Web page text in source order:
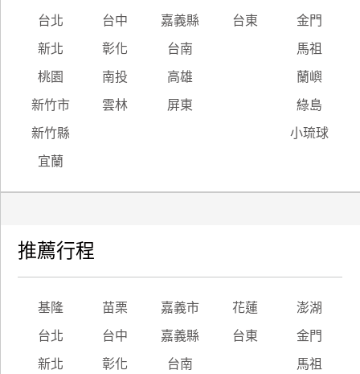
台北 台中 嘉義縣 台東 金門
新北 彰化 台南 馬祖
桃園 南投 高雄 蘭嶼
新竹市 雲林 屏東 綠島
新竹縣 小琉球
宜蘭
推薦行程
基隆 苗栗 嘉義市 花蓮 澎湖
台北 台中 嘉義縣 台東 金門
新北 彰化 台南 馬祖